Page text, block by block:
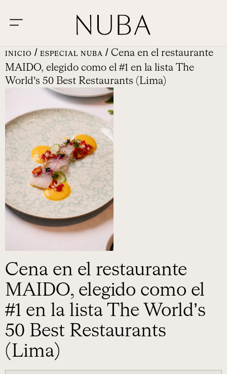
INICIO / ESPECIAL NUBA / Cena en el restaurante
MAIDO, elegido como el #1 en la lista The
World’s 50 Best Restaurants (Lima)
Cena en el restaurante
MAIDO, elegido como el
#1 en la lista The World’s
50 Best Restaurants
(Lima)